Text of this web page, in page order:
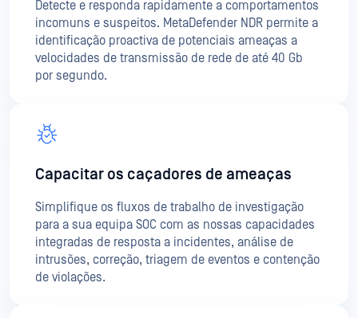
Detecte e responda rapidamente a comportamentos
incomuns e suspeitos. MetaDefender NDR permite a
identificação proactiva de potenciais ameaças a
velocidades de transmissão de rede de até 40 Gb
por segundo.
Capacitar os caçadores de ameaças
Simplifique os fluxos de trabalho de investigação
para a sua equipa SOC com as nossas capacidades
integradas de resposta a incidentes, análise de
intrusões, correção, triagem de eventos e contenção
de violações.